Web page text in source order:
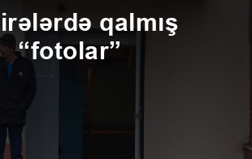
qalmış
“fotolar”